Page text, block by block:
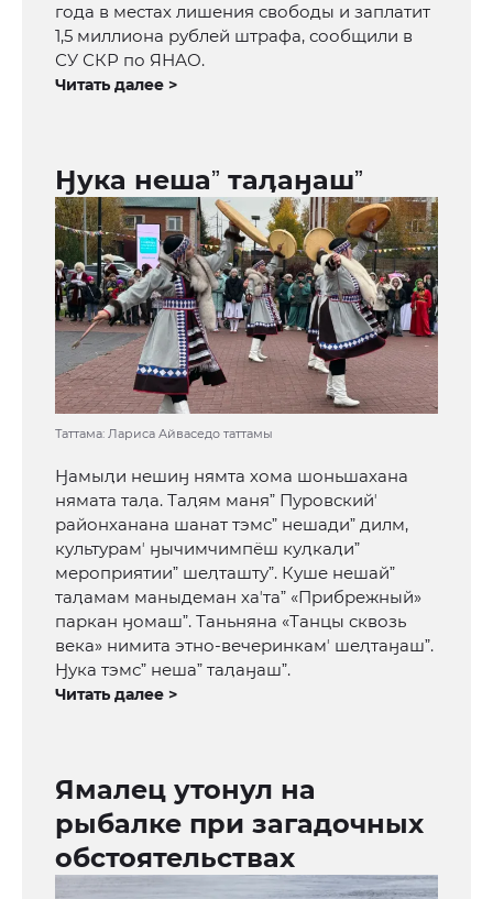
года в местах лишения свободы и заплатит
1,5 миллиона рублей штрафа, сообщили в
СУ СКР по ЯНАО.
Читать далее >
Ӈука нешаˮ таӆаӈашˮ
Таттама: Лариса Айваседо таттамы
Ӈамыӆи нешиӈ нямта хома шоньшахана
нямата таӆа. Таӆям маняˮ Пуровскийʼ
районханана шанат тэмсˮ нешадиˮ дилм,
культурамʼ ӈычимчимпёш куӆкаӆиˮ
мероприятииˮ шеӆташтуˮ. Куше нешайˮ
таӆамам маныдеман хаʼтаˮ «Прибрежный»
паркан ӈомашˮ. Таньняна «Танцы сквозь
века» нимита этно-вечеринкамʼ шеӆтаӈашˮ.
Ӈука тэмсˮ нешаˮ таӆаӈашˮ.
Читать далее >
Ямалец утонул на
рыбалке при загадочных
обстоятельствах